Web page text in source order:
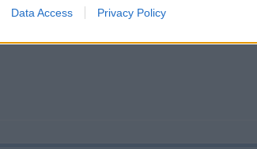
Data Access Privacy Policy
remonts & pretaizdzīšanas iekārtas.